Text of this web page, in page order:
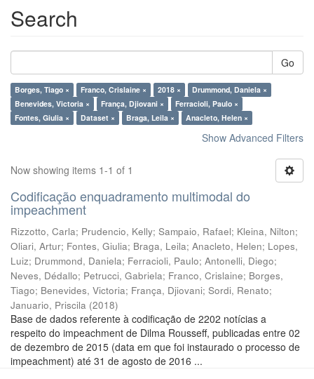
Search
Go
Borges, Tiago × Franco, Crislaine × 2018 ×
Drummond, Daniela ×
Benevides, Victoria ×
França, Djiovani ×
Ferracioli, Paulo ×
Fontes, Giulia ×
Dataset × Braga, Leila × Anacleto, Helen ×
Show Advanced Filters
Now showing items 1-1 of 1
Codificação enquadramento multimodal do
impeachment
Rizzotto, Carla; Prudencio, Kelly; Sampaio, Rafael; Kleina, Nilton;
Oliari, Artur; Fontes, Giulia; Braga, Leila; Anacleto, Helen; Lopes,
Luiz; Drummond, Daniela; Ferracioli, Paulo; Antonelli, Diego;
Neves, Dédallo; Petrucci, Gabriela; Franco, Crislaine; Borges,
Tiago; Benevides, Victoria; França, Djiovani; Sordi, Renato;
Januario, Priscila (2018)
Base de dados referente à codificação de 2202 notícias a
respeito do impeachment de Dilma Rousseff, publicadas entre 02
de dezembro de 2015 (data em que foi instaurado o processo de
impeachment) até 31 de agosto de 2016 ...